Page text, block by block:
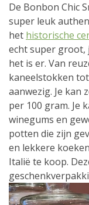
De Bonbon Chic
super leuk
het historische
echt super groot,
het is er. Van
kaneelstokken
aanwezig. Je kan
per 100 gram. Je
winegums en
potten die zijn
en lekkere
Italië te koop.